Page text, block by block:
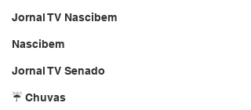
Jornal TV Nascibem
Nascibem
Jornal TV Senado
☔ Chuvas